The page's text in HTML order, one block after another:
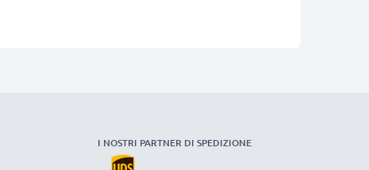
I NOSTRI PARTNER DI SPEDIZIONE